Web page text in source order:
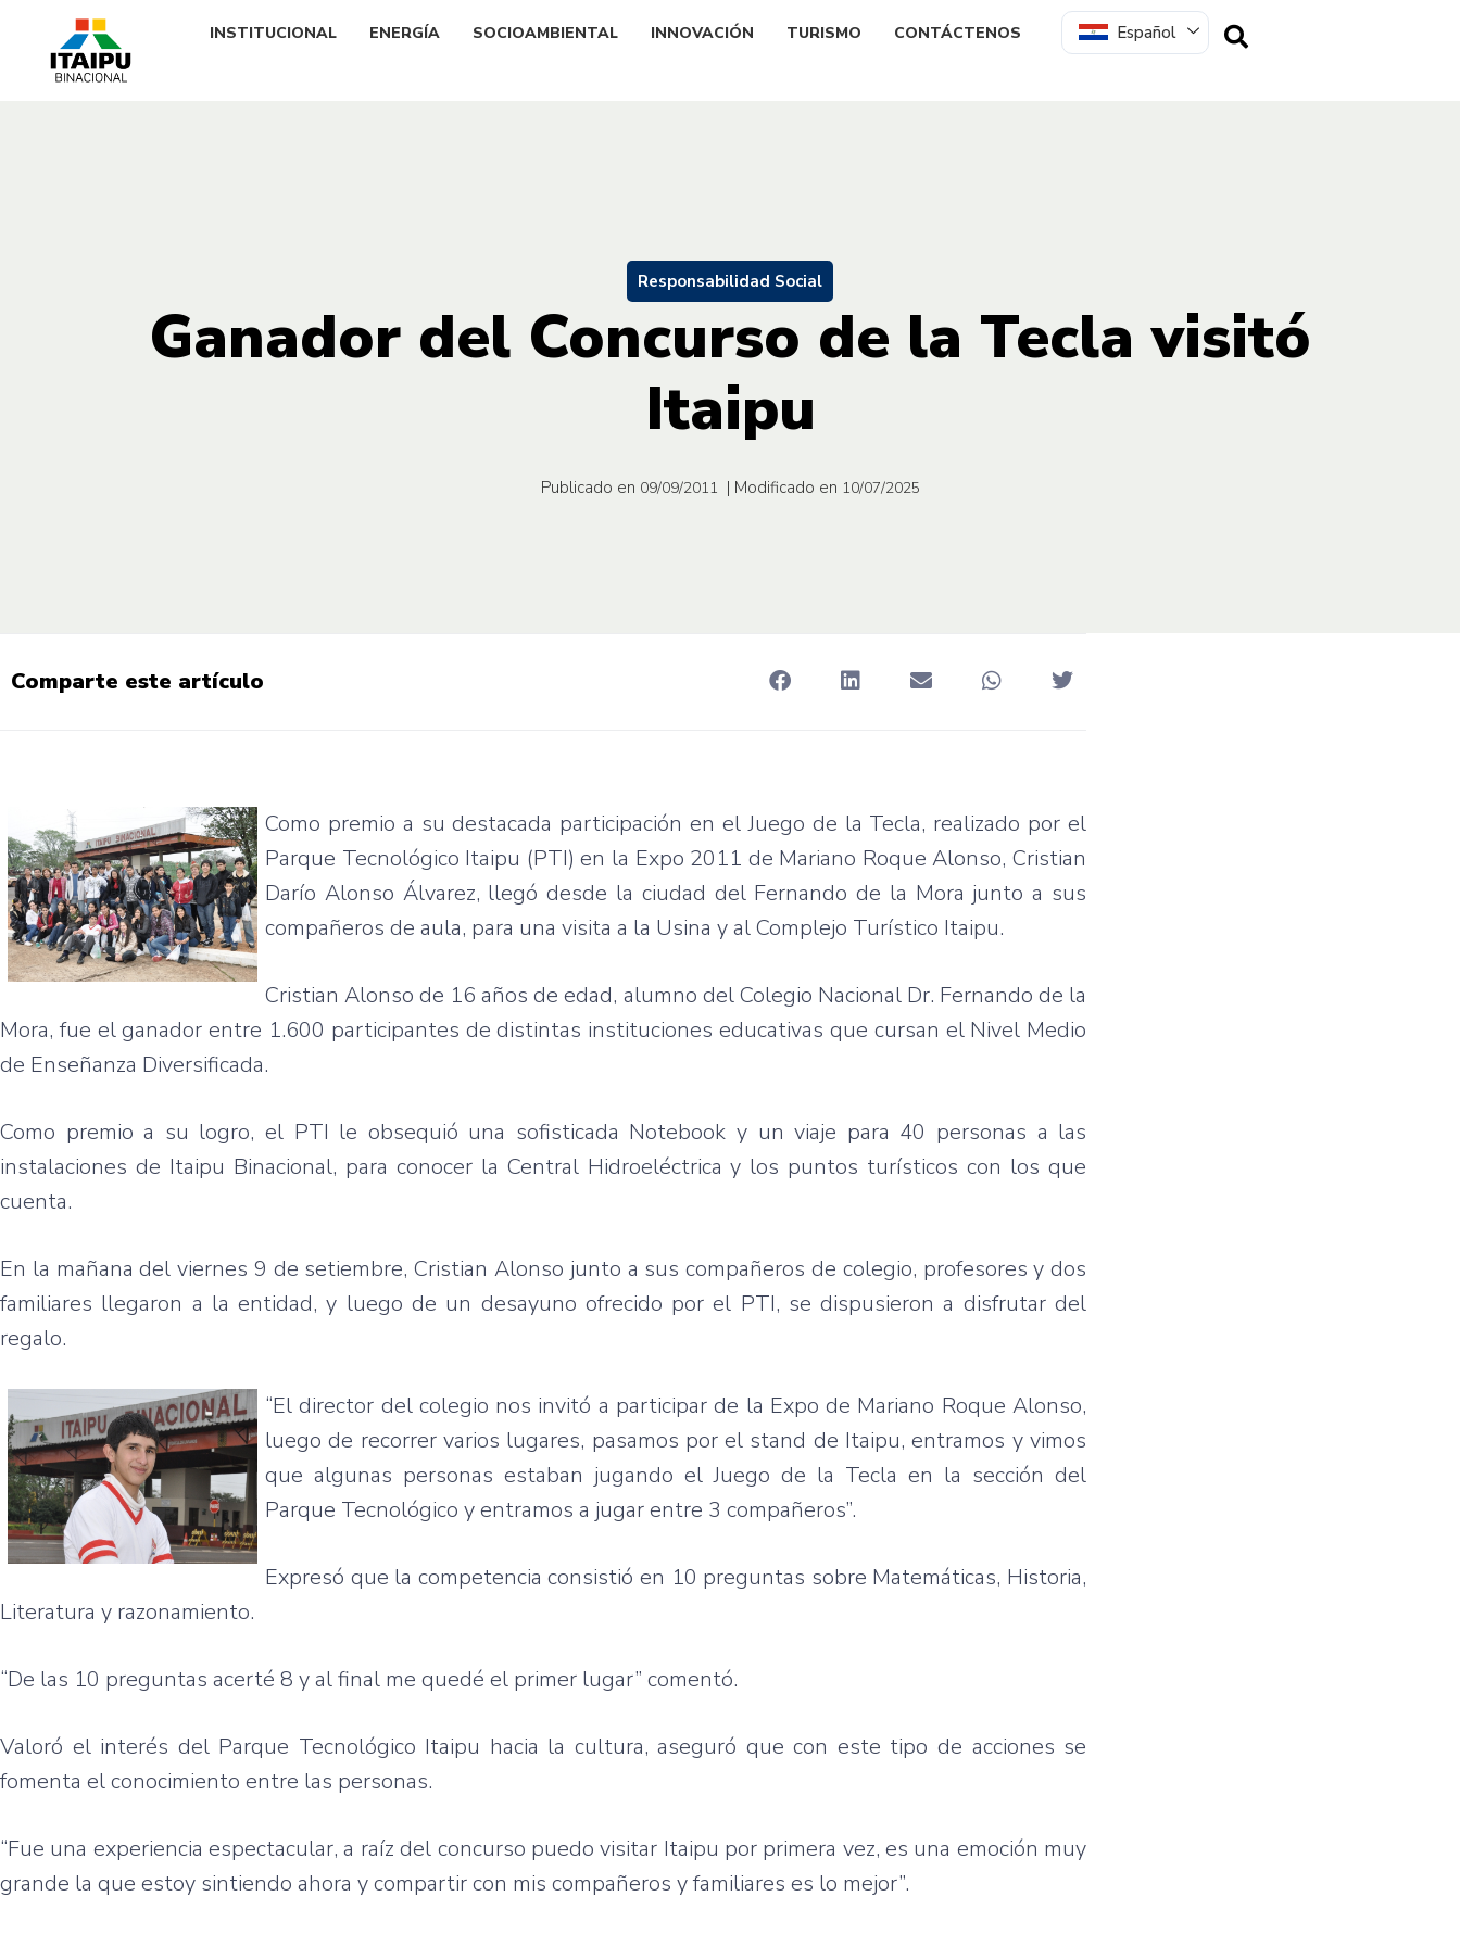
INSTITUCIONAL ENERGÍA SOCIOAMBIENTAL INNOVACIÓN TURISMO CONTÁCTENOS Español
Responsabilidad Social
Ganador del Concurso de la Tecla visitó
Itaipu
Publicado en 09/09/2011 | Modificado en 10/07/2025
Comparte este artículo
Como premio a su destacada participación en elJuego de la Tecla, realizado por el
Parque Tecnológico Itaipu (PTI) en la Expo 2011 de Mariano Roque Alonso,Cristian
Darío Alonso Álvarez, llegó desde la ciudad del Fernando de la Mora junto a sus
compañeros de aula, para una visita a la Usina y alComplejo Turístico Itaipu.
Cristian Alonso de 16años deedad, alumno delColegio NacionalDr. Fernando de la
Mora,fue elganador entre 1.600 participantes dedistintas instituciones educativas que cursan el Nivel Medio
de Enseñanza Diversificada.
Como premio a su logro, el PTI le obsequió una sofisticada Notebook y unviaje para 40 personas a las
instalaciones de Itaipu Binacional, para conocerla Central Hidroeléctrica y los puntos turísticos con losque
cuenta.
En la mañana delviernes 9 de setiembre,Cristian Alonso junto a sus compañeros de colegio, profesores y dos
familiares llegaron a laentidad, y luego de un desayuno ofrecido por el PTI, sedispusieron a disfrutardel
regalo.
“El director del colegio nos invitó a participar de la Expo de Mariano Roque Alonso,
luego de recorrer varios lugares, pasamos porel stand de Itaipu,entramos yvimos
que algunas personas estaban jugando elJuego de la Tecla en la sección del
Parque Tecnológico yentramos a jugarentre 3 compañeros”.
Expresó que la competencia consistió en 10 preguntas sobre Matemáticas, Historia,
Literatura y razonamiento.
“De las 10 preguntas acerté 8 y al final me quedé el primer lugar” comentó.
Valoró el interés del Parque Tecnológico Itaipu hacia la cultura,aseguró que con este tipo de acciones se
fomenta elconocimiento entre las personas.
“Fue una experiencia espectacular, a raíz del concurso puedo visitar Itaipu por primera vez,es una emoción muy
grande la que estoy sintiendo ahora ycompartircon mis compañeros yfamiliares es lo mejor”.